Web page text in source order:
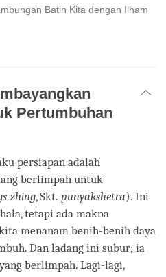
Batin Kita dengan Ilham
Pertumbuhan
persiapan adalah
berlimpah untuk
zhing, Skt. punyakshetra). Ini
tetapi ada makna
menanam benih-benih daya
Dan ladang ini subur; ia
berlimpah. Lagi-lagi,